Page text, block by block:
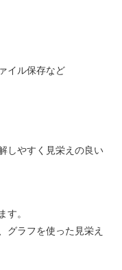
イル保存など
しやすく見栄えの良い
す。
グラフを使った見栄え